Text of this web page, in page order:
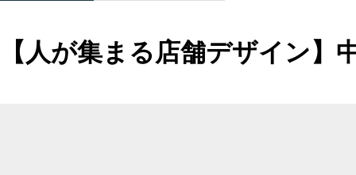
【人が集まる店舗デザイン】